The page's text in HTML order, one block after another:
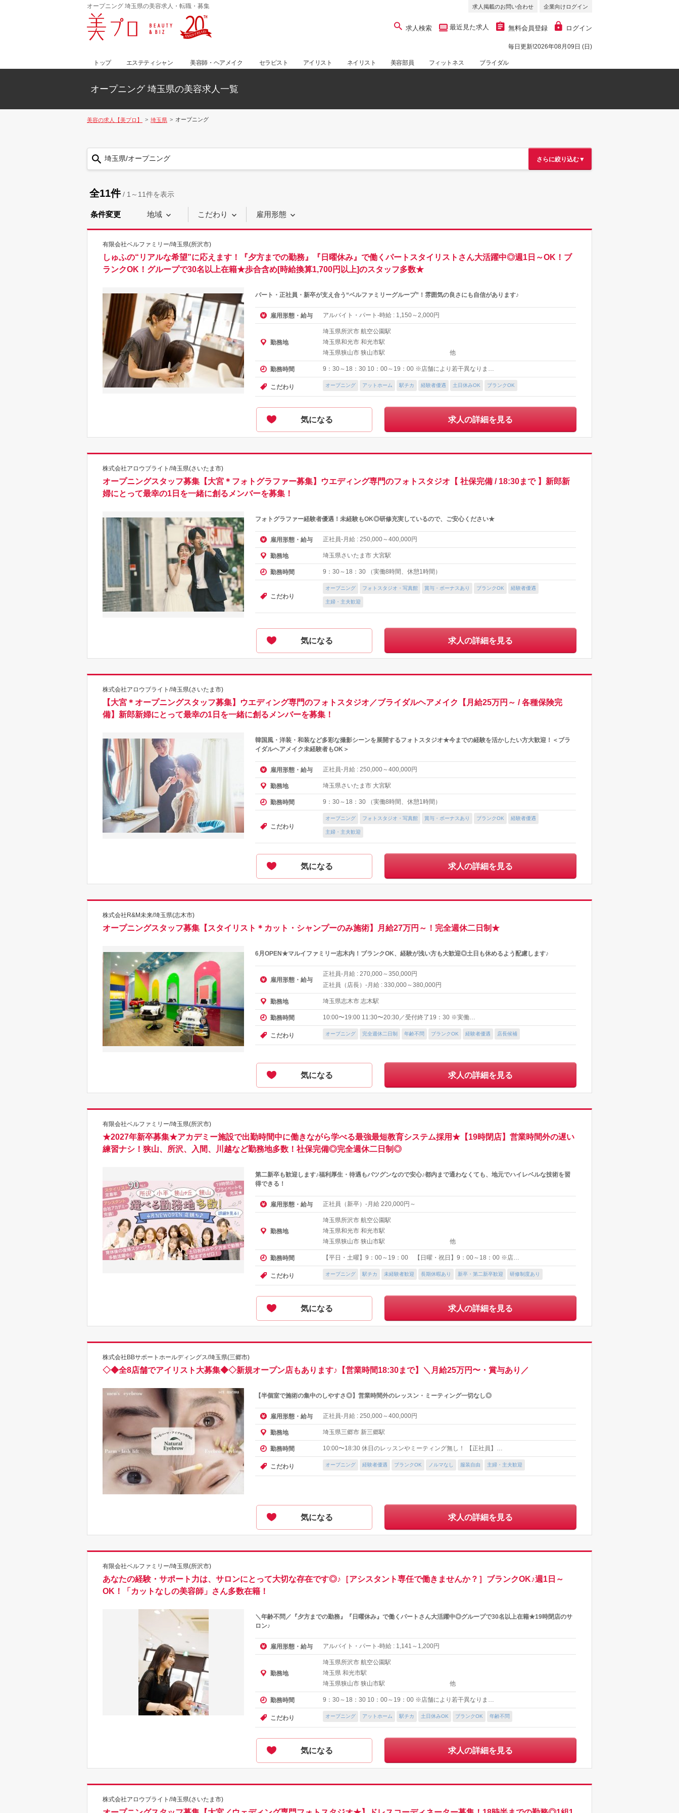
オープニング 埼玉県の美容求人・転職・募集 求人掲載のお問い合わせ 企業向けログイン
求人検索 最近見た求人 無料会員登録 ログイン
毎日更新!2026年08月09日 (日)
トップ エステティシャン 美容師・ヘアメイク セラピスト アイリスト ネイリスト 美容部員 フィットネス ブライダル
オープニング 埼玉県の美容求人一覧
美容の求人【美プロ】 埼玉県 オープニング
埼玉県/オープニング さらに絞り込む▼
全11件/ 1～11件を表示
条件変更 地域 こだわり 雇用形態
有限会社ベルファミリー/埼玉県(所沢市)
しゅふの“リアルな希望”に応えます！『夕方までの勤務』『日曜休み』で働くパートスタイリストさん大活躍中◎週1日～OK！ブ
ランクOK！グループで30名以上在籍★歩合含め[時給換算1,700円以上]のスタッフ多数★
パート・正社員・新卒が支え合う“ベルファミリーグループ”！雰囲気の良さにも自信があります♪
雇用形態・給与 アルバイト・パート-時給 : 1,150～2,000円
勤務地
埼玉県所沢市 航空公園駅
埼玉県和光市 和光市駅
埼玉県狭山市 狭山市駅
他
勤務時間 9：30～18：30 10：00～19：00 ※店舗により若干異なりま…
こだわり オープニング アットホーム 駅チカ 経験者優遇 土日休みOK ブランクOK
気になる 求人の詳細を見る
株式会社アロウブライト/埼玉県(さいたま市)
オープニングスタッフ募集【大宮＊フォトグラファー募集】ウエディング専門のフォトスタジオ【 社保完備 / 18:30まで 】新郎新
婦にとって最幸の1日を一緒に創るメンバーを募集！
フォトグラファー経験者優遇！未経験もOK◎研修充実しているので、ご安心ください★
雇用形態・給与 正社員-月給 : 250,000～400,000円
勤務地 埼玉県さいたま市 大宮駅
勤務時間 9：30～18：30 （実働8時間、休憩1時間）
こだわり
オープニング フォトスタジオ・写真館 賞与・ボーナスあり ブランクOK 経験者優遇
主婦・主夫歓迎
気になる 求人の詳細を見る
株式会社アロウブライト/埼玉県(さいたま市)
【大宮＊オープニングスタッフ募集】ウエディング専門のフォトスタジオ／ブライダルヘアメイク【月給25万円～ / 各種保険完
備】新郎新婦にとって最幸の1日を一緒に創るメンバーを募集！
韓国風・洋装・和装など多彩な撮影シーンを展開するフォトスタジオ★今までの経験を活かしたい方大歓迎！＜ブラ
イダルヘアメイク未経験者もOK＞
雇用形態・給与 正社員-月給 : 250,000～400,000円
勤務地 埼玉県さいたま市 大宮駅
勤務時間 9：30～18：30 （実働8時間、休憩1時間）
こだわり
オープニング フォトスタジオ・写真館 賞与・ボーナスあり ブランクOK 経験者優遇
主婦・主夫歓迎
気になる 求人の詳細を見る
株式会社R&M未来/埼玉県(志木市)
オープニングスタッフ募集【スタイリスト＊カット・シャンプーのみ施術】月給27万円～！完全週休二日制★
6月OPEN★マルイファミリー志木内！ブランクOK、経験が浅い方も大歓迎◎土日も休めるよう配慮します♪
雇用形態・給与
正社員-月給 : 270,000～350,000円
正社員（店長）-月給 : 330,000～380,000円
勤務地 埼玉県志木市 志木駅
勤務時間 10:00〜19:00 11:30〜20:30／受付終了19：30 ※実働…
こだわり オープニング 完全週休二日制 年齢不問 ブランクOK 経験者優遇 店長候補
気になる 求人の詳細を見る
有限会社ベルファミリー/埼玉県(所沢市)
★2027年新卒募集★アカデミー施設で出勤時間中に働きながら学べる最強最短教育システム採用★【19時閉店】営業時間外の遅い
練習ナシ！狭山、所沢、入間、川越など勤務地多数！社保完備◎完全週休二日制◎
第二新卒も歓迎します♪福利厚生・待遇もバツグンなので安心♪都内まで通わなくても、地元でハイレベルな技術を習
得できる！
雇用形態・給与 正社員（新卒）-月給 220,000円～
勤務地
埼玉県所沢市 航空公園駅
埼玉県和光市 和光市駅
埼玉県狭山市 狭山市駅
他
勤務時間 【平日・土曜】9：00～19：00 【日曜・祝日】9：00～18：00 ※店…
こだわり オープニング 駅チカ 未経験者歓迎 長期休暇あり 新卒・第二新卒歓迎 研修制度あり
気になる 求人の詳細を見る
株式会社BBサポートホールディングス/埼玉県(三郷市)
◇◆全8店舗でアイリスト大募集◆◇新規オープン店もあります♪【営業時間18:30まで】＼月給25万円〜・賞与あり／
【半個室で施術の集中のしやすさ◎】営業時間外のレッスン・ミーティング一切なし◎
雇用形態・給与 正社員-月給 : 250,000～400,000円
勤務地 埼玉県三郷市 新三郷駅
勤務時間 10:00〜18:30 休日のレッスンやミーティング無し！ 【正社員】…
こだわり オープニング 経験者優遇 ブランクOK ノルマなし 服装自由 主婦・主夫歓迎
気になる 求人の詳細を見る
有限会社ベルファミリー/埼玉県(所沢市)
あなたの経験・サポート力は、サロンにとって大切な存在です◎♪［アシスタント専任で働きませんか？］ブランクOK♪週1日～
OK！「カットなしの美容師」さん多数在籍！
＼年齢不問／『夕方までの勤務』『日曜休み』で働くパートさん大活躍中◎グループで30名以上在籍★19時閉店のサ
ロン♪
雇用形態・給与 アルバイト・パート-時給 : 1,141 ～ 1,200円
勤務地
埼玉県所沢市 航空公園駅
埼玉県 和光市駅
埼玉県狭山市 狭山市駅
他
勤務時間 9：30～18：30 10：00～19：00 ※店舗により若干異なりま…
こだわり オープニング アットホーム 駅チカ 土日休みOK ブランクOK 年齢不問
気になる 求人の詳細を見る
株式会社アロウブライト/埼玉県(さいたま市)